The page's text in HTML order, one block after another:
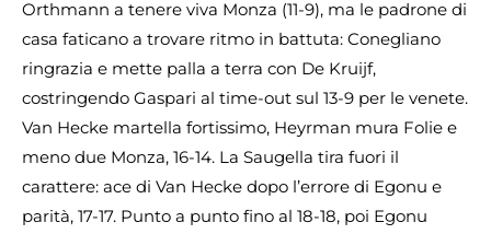
Orthmann a tenere viva Monza (11-9), ma le padrone di
casa faticano a trovare ritmo in battuta: Conegliano
ringrazia e mette palla a terra con De Kruijf,
costringendo Gaspari al time-out sul 13-9 per le venete.
Van Hecke martella fortissimo, Heyrman mura Folie e
meno due Monza, 16-14. La Saugella tira fuori il
carattere: ace di Van Hecke dopo l’errore di Egonu e
parità, 17-17. Punto a punto fino al 18-18, poi Egonu